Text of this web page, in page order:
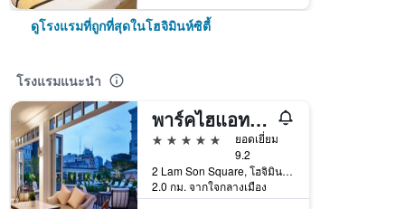
ดูโรงแรมที่ถูกที่สุดในโฮจิมินห์ซิตี้
โรงแรมแนะนำ
พาร์คไฮแอท ไซ่ง่อน
5 ดาว
ยอดเยี่ยม
9.2
2 Lam Son Square, โฮจิมินห์ซิตี้, เวียดนาม
2.0 กม. จากใจกลางเมือง